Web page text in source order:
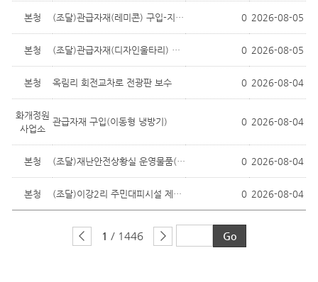
본청 (조달)관급자재(레미콘) 구입-지방관리 ... 0 2026-08-05
본청 (조달)관급자재(디자인울타리) 구입-지... 0 2026-08-05
본청 옥림리 회전교차로 전광판 보수 0 2026-08-04
화개정원
사업소
관급자재 구입(이동형 냉방기) 0 2026-08-04
본청 (조달)재난안전상황실 운영물품(냉장고)... 0 2026-08-04
본청 (조달)이강2리 주민대피시설 제습기 구입 0 2026-08-04
1 / 1446